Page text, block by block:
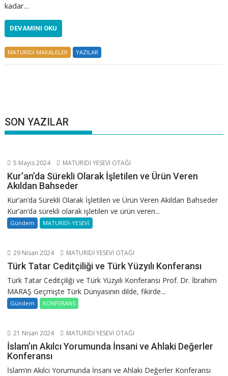
kadar…
DEVAMINI OKU
MATURİDİ MAKALELER YAZILAR
SON YAZILAR
5 Mayıs 2024 MATURİDİ YESEVİ OTAĞI
Kur’an’da Sürekli Olarak İşletilen ve Ürün Veren
Akıldan Bahseder
Kur’an’da Sürekli Olarak İşletilen ve Ürün Veren Akıldan Bahseder
Kur’an’da sürekli olarak işletilen ve ürün veren...
Gündem MATURİDİ-YESEVİ
29 Nisan 2024 MATURİDİ YESEVİ OTAĞI
Türk Tatar Ceditçiliği ve Türk Yüzyılı Konferansı
Türk Tatar Ceditçiliği ve Türk Yüzyılı Konferansı Prof. Dr. İbrahim
MARAŞ Geçmişte Türk Dünyasının dilde, fikirde...
Gündem KONFERANS
21 Nisan 2024 MATURİDİ YESEVİ OTAĞI
İslam’ın Akılcı Yorumunda İnsani ve Ahlaki Değerler
Konferansı
İslam’ın Akılcı Yorumunda İnsani ve Ahlaki Değerler Konferansı